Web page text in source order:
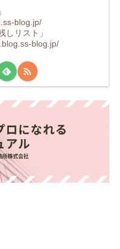
blog.jp/
しリスト」
blog.jp/